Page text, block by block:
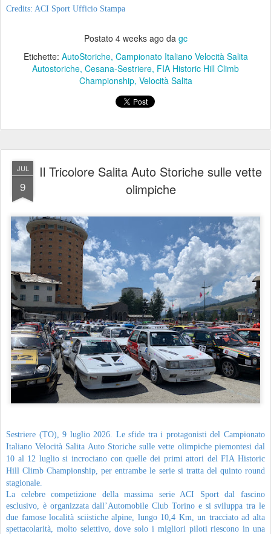
Credits: ACI Sport Ufficio Stampa
Postato 4 weeks ago da gc
Etichette: AutoStoriche Campionato Italiano Velocità Salita
Autostoriche Cesana-Sestriere FIA Historic Hill Climb
Championship Velocità Salita
JUL
9
Il Tricolore Salita Auto Storiche sulle vette
olimpiche
Sestriere (TO), 9 luglio 2026. Le sfide tra i protagonisti del Campionato
Italiano Velocità Salita Auto Storiche sulle vette olimpiche piemontesi dal
10 al 12 luglio si incrociano con quelle dei primi attori del FIA Historic
Hill Climb Championship, per entrambe le serie si tratta del quinto round
stagionale.
La celebre competizione della massima serie ACI Sport dal fascino
esclusivo, è organizzata dall’Automobile Club Torino e si sviluppa tra le
due famose località sciistiche alpine, lungo 10,4 Km, un tracciato ad alta
spettacolarità, molto selettivo, dove solo i migliori piloti riescono in una